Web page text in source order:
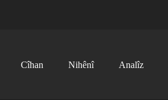
Cîhan Nihênî Analîz